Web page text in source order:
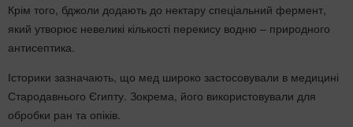
Крім того, бджоли додають до нектару спеціальний фермент,
який утворює невеликі кількості перекису водню – природного
антисептика.
Історики зазначають, що мед широко застосовували в медицині
Стародавнього Єгипту. Зокрема, його використовували для
обробки ран та опіків.